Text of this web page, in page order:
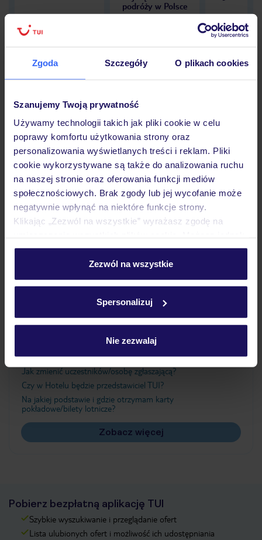
Zgoda Szczegóły O plikach cookies
Szanujemy Twoją prywatność
Używamy technologii takich jak pliki cookie w celu
poprawy komfortu użytkowania strony oraz
personalizowania wyświetlanych treści i reklam. Pliki
cookie wykorzystywane są także do analizowania ruchu
na naszej stronie oraz oferowania funkcji mediów
społecznościowych. Brak zgody lub jej wycofanie może
negatywnie wpłynąć na niektóre funkcje strony.
Klikając „Zezwól na wszystkie” wyrażasz zgodę na
personalizować swój wybór wchodząc w zakładkę
Szczegółowe informacje o plikach cookie znajdziesz
Zezwól na wszystkie
Spersonalizuj
Nie zezwalaj
podróży w Polsce
Hotel
Opinie
Pokoje
Wyżywienie
Ważne informacje
Jak zmienić uczestników/osobę zgłaszającą?
Czy w Hotelu będzie przedstawiciel TUI?
Na jakiej podstawie i gdzie otrzymam karty
pokładowe/bilety lotnicze?
Zobacz więcej
Pobierz bezpłatną aplikację TUI
Szybkie wyszukiwanie i przeglądanie ofert
Lista ulubionych ofert i możliwość ich udostępniania